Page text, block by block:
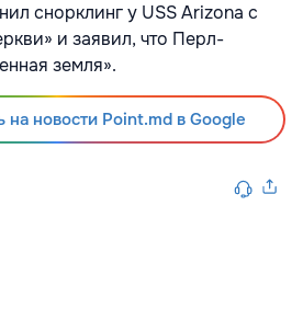
снорклинг у USS Arizona с
и заявил, что Перл-
земля».
на новости Point.md в Google